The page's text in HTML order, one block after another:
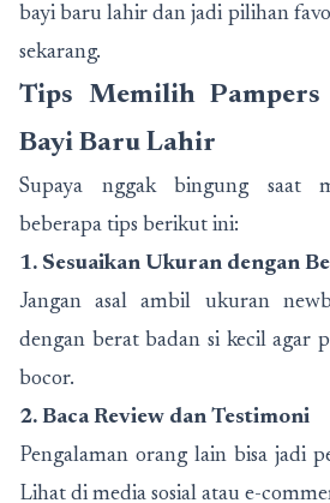
bayi baru lahir dan jadi pilihan
sekarang.
Tips Memilih
Bayi Baru Lahir
Supaya nggak bingung saat
beberapa tips berikut ini:
1. Sesuaikan Ukuran dengan
Jangan asal ambil ukuran
dengan berat badan si kecil agar
bocor.
2. Baca Review dan Testimoni
Pengalaman orang lain bisa jadi
Lihat di media sosial atau e-